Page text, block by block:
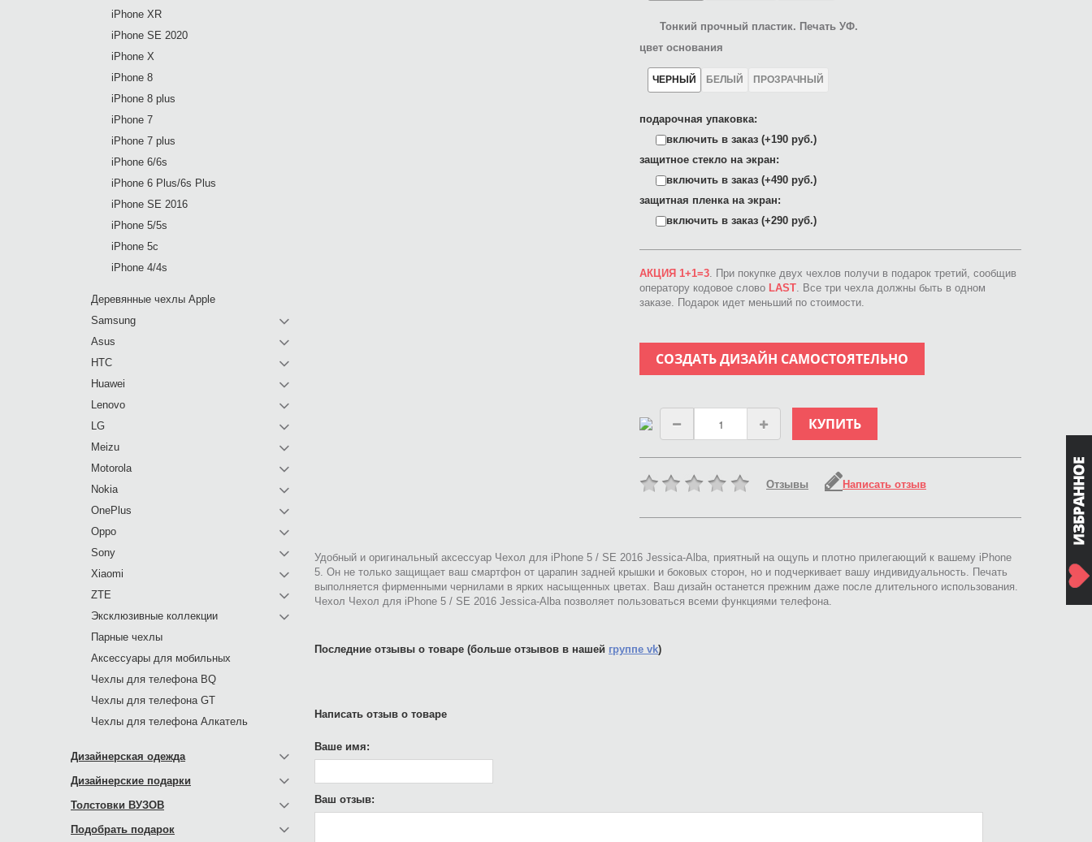
Тонкий прочный пластик. Печать УФ.
цвет основания
ЧЕРНЫЙ БЕЛЫЙ ПРОЗРАЧНЫЙ
подарочная упаковка:
включить в заказ (+190 руб.)
защитное стекло на экран:
включить в заказ (+490 руб.)
защитная пленка на экран:
включить в заказ (+290 руб.)
АКЦИЯ 1+1=3. При покупке двух чехлов получи в подарок третий, сообщив
оператору кодовое слово LAST. Все три чехла должны быть в одном
заказе. Подарок идет меньший по стоимости.
СОЗДАТЬ ДИЗАЙН САМОСТОЯТЕЛЬНО
КУПИТЬ
Отзывы Написать отзыв
Удобный и оригинальный аксессуар Чехол для iPhone 5 / SE 2016 Jessica-Аlba, приятный на ощупь и плотно прилегающий к вашему iPhone
5. Он не только защищает ваш смартфон от царапин задней крышки и боковых сторон, но и подчеркивает вашу индивидуальность. Печать
выполняется фирменными чернилами в ярких насыщенных цветах. Ваш дизайн останется прежним даже после длительного использования.
Чехол Чехол для iPhone 5 / SE 2016 Jessica-Аlba позволяет пользоваться всеми функциями телефона.
Последние отзывы о товаре (больше отзывов в нашей группе vk)
Написать отзыв о товаре
Ваше имя:
Ваш отзыв:
iPhone XR
iPhone SE 2020
iPhone X
iPhone 8
iPhone 8 plus
iPhone 7
iPhone 7 plus
iPhone 6/6s
iPhone 6 Plus/6s Plus
iPhone SE 2016
iPhone 5/5s
iPhone 5c
iPhone 4/4s
Деревянные чехлы Apple
Samsung
Asus
HTC
Huawei
Lenovo
LG
Meizu
Motorola
Nokia
OnePlus
Oppo
Sony
Xiaomi
ZTE
Эксклюзивные коллекции
Парные чехлы
Аксессуары для мобильных
Чехлы для телефона BQ
Чехлы для телефона GT
Чехлы для телефона Алкатель
Дизайнерская одежда
Дизайнерские подарки
Толстовки ВУЗОВ
Подобрать подарок